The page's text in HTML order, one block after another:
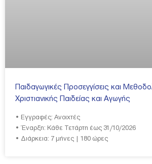
Παιδαγωγικές Προσεγγίσεις και
Χριστιανικής Παιδείας και Αγωγής
• Εγγραφές: Ανοιχτές
• Έναρξη: Κάθε Τετάρτη έως 31/10/2026
• Διάρκεια: 7 μήνες | 180 ώρες